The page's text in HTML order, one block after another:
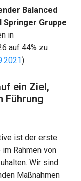
Balanced
Springer Gruppe
in
auf 44% zu
)
ein Ziel,
Führung
ist der erste
Rahmen von
Wir sind
Maßnahmen